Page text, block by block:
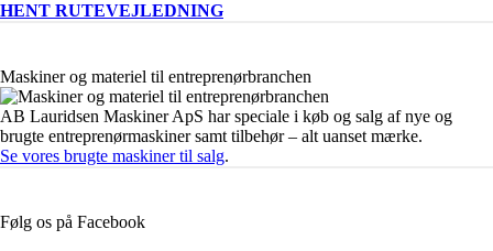
HENT RUTEVEJLEDNING
Maskiner og materiel til entreprenørbranchen
AB Lauridsen Maskiner ApS har speciale i køb og salg af nye og
brugte entreprenørmaskiner samt tilbehør – alt uanset mærke.
Se vores brugte maskiner til salg.
Følg os på Facebook